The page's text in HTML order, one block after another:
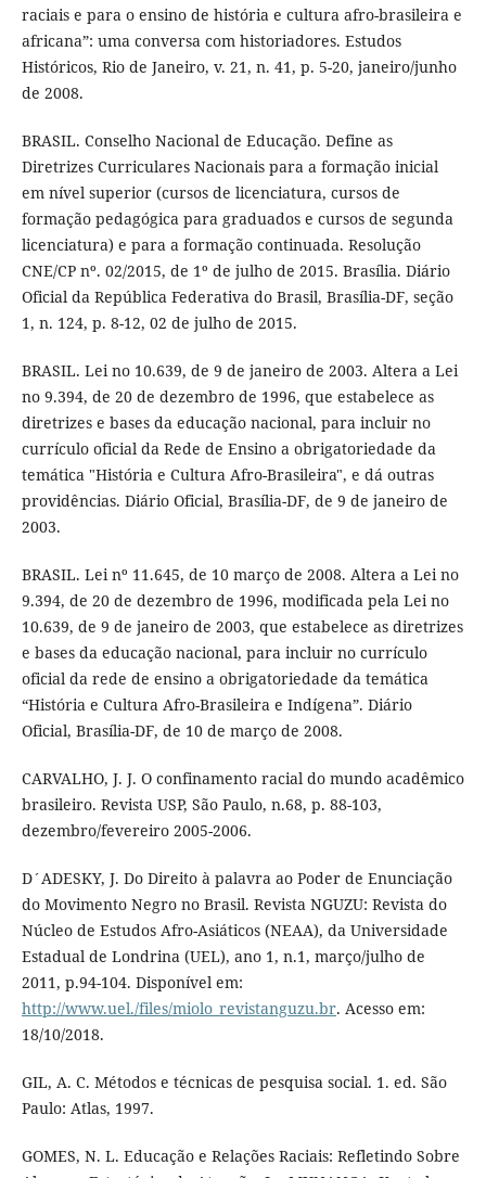
raciais e para o ensino de história e cultura afro-brasileira e
africana”: uma conversa com historiadores. Estudos
Históricos, Rio de Janeiro, v. 21, n. 41, p. 5-20, janeiro/junho
de 2008.
BRASIL. Conselho Nacional de Educação. Define as
Diretrizes Curriculares Nacionais para a formação inicial
em nível superior (cursos de licenciatura, cursos de
formação pedagógica para graduados e cursos de segunda
licenciatura) e para a formação continuada. Resolução
CNE/CP nº. 02/2015, de 1º de julho de 2015. Brasília. Diário
Oficial da República Federativa do Brasil, Brasília-DF, seção
1, n. 124, p. 8-12, 02 de julho de 2015.
BRASIL. Lei no 10.639, de 9 de janeiro de 2003. Altera a Lei
no 9.394, de 20 de dezembro de 1996, que estabelece as
diretrizes e bases da educação nacional, para incluir no
currículo oficial da Rede de Ensino a obrigatoriedade da
temática "História e Cultura Afro-Brasileira", e dá outras
providências. Diário Oficial, Brasília-DF, de 9 de janeiro de
2003.
BRASIL. Lei nº 11.645, de 10 março de 2008. Altera a Lei no
9.394, de 20 de dezembro de 1996, modificada pela Lei no
10.639, de 9 de janeiro de 2003, que estabelece as diretrizes
e bases da educação nacional, para incluir no currículo
oficial da rede de ensino a obrigatoriedade da temática
“História e Cultura Afro-Brasileira e Indígena”. Diário
Oficial, Brasília-DF, de 10 de março de 2008.
CARVALHO, J. J. O confinamento racial do mundo acadêmico
brasileiro. Revista USP, São Paulo, n.68, p. 88-103,
dezembro/fevereiro 2005-2006.
D´ADESKY, J. Do Direito à palavra ao Poder de Enunciação
do Movimento Negro no Brasil. Revista NGUZU: Revista do
Núcleo de Estudos Afro-Asiáticos (NEAA), da Universidade
Estadual de Londrina (UEL), ano 1, n.1, março/julho de
2011, p.94-104. Disponível em:
http://www.uel./files/miolo_revistanguzu.br. Acesso em:
18/10/2018.
GIL, A. C. Métodos e técnicas de pesquisa social. 1. ed. São
Paulo: Atlas, 1997.
GOMES, N. L. Educação e Relações Raciais: Refletindo Sobre